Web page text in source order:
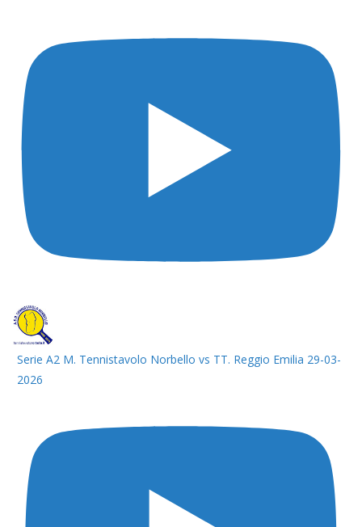
Serie A2 M. Tennistavolo Norbello vs TT. Reggio Emilia 29-03-
2026